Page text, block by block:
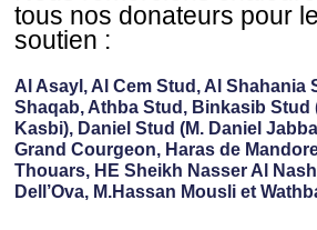
tous nos donateurs pour
soutien :
Al Asayl, Al Cem Stud, Al Shahania
Shaqab, Athba Stud, Binkasib Stud
Kasbi), Daniel Stud (M. Daniel
Grand Courgeon, Haras de
Thouars, HE Sheikh Nasser Al
Dell’Ova, M.Hassan Mousli et